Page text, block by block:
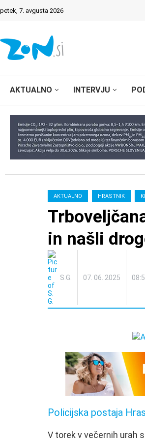
petek, 7. avgusta 2026
AKTUALNO INTERVJU
AKTUALNO HRASTNIK
in našli
S.G. 07. 06. 2025
Policijska postaja
V torek v večernih urah